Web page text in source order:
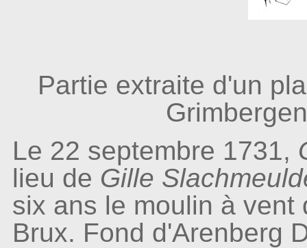
Partie extraite d'un
Le 22 septembre 1731,
lieu de Gille
six ans le moulin à vent
Brux. Fond d'Arenberg